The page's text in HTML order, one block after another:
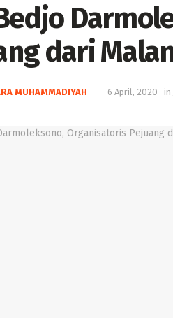
dari
MUHAMMADIYAH 6 April, 2020 in